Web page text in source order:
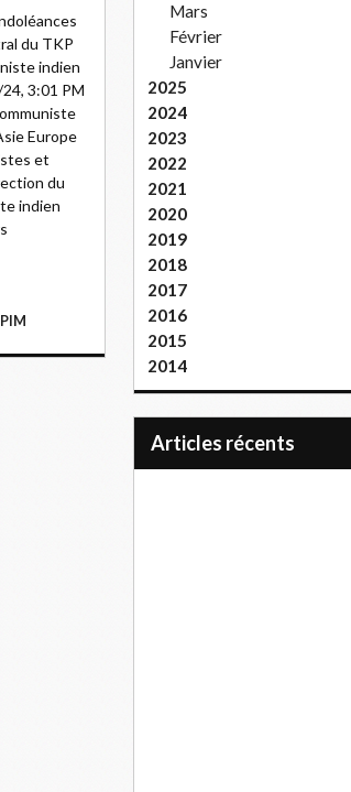
du TKP
indien
3:01 PM
Europe
et
du
indien
Mars
Février
Janvier
2025
2024
2023
2022
2021
2020
2019
2018
2017
2016
2015
2014
articles récents